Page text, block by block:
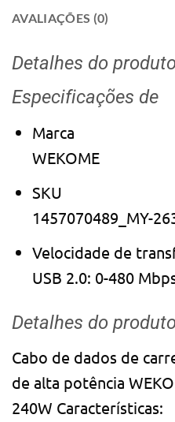
AVALIAÇÕES (0)
Detalhes do
Especificações de
Marca
WEKOME
SKU
1457070489_MY-
Velocidade de
USB 2.0: 0-480
Detalhes do
Cabo de dados de
de alta potência
240W Características: